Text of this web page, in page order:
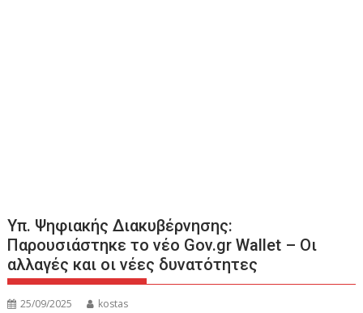
Υπ. Ψηφιακής Διακυβέρνησης:
Παρουσιάστηκε το νέο Gov.gr Wallet – Oι
αλλαγές και οι νέες δυνατότητες
25/09/2025 kostas